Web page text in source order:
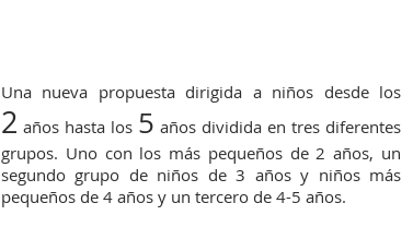
Una nueva propuesta dirigida a niños desde los
2 años hasta los 5 años dividida en tres diferentes
grupos. Uno con los más pequeños de 2 años, un
segundo grupo de niños de 3 años y niños más
pequeños de 4 años y un tercero de 4-5 años.